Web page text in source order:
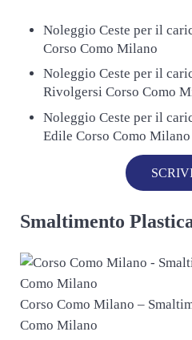
Noleggio Ceste per il
Corso Como Milano
Noleggio Ceste per il
Rivolgersi Corso Como
Noleggio Ceste per il
Edile Corso Como Milano
Smaltimento
Corso Como Milano –
Como Milano